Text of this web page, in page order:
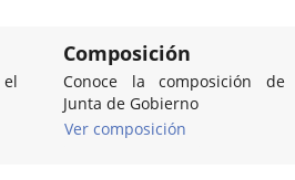
el
Composición
Conoce la composición de
Junta de Gobierno
Ver composición